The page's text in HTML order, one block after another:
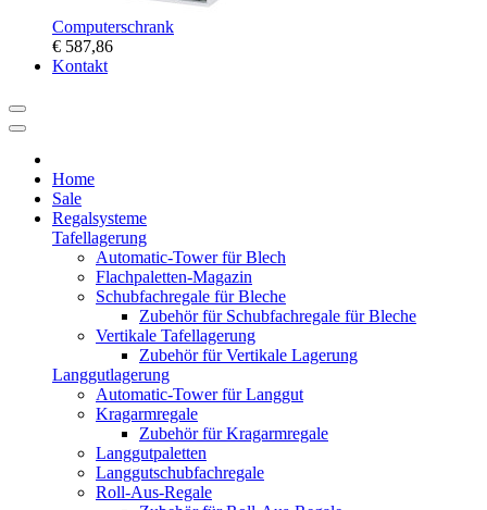
Computerschrank
€ 587,86
Kontakt
Home
Sale
Regalsysteme
Tafellagerung
Automatic-Tower für Blech
Flachpaletten-Magazin
Schubfachregale für Bleche
Zubehör für Schubfachregale für Bleche
Vertikale Tafellagerung
Zubehör für Vertikale Lagerung
Langgutlagerung
Automatic-Tower für Langgut
Kragarmregale
Zubehör für Kragarmregale
Langgutpaletten
Langgutschubfachregale
Roll-Aus-Regale